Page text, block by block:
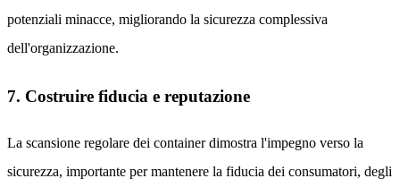
potenziali minacce, migliorando la sicurezza complessiva
dell'organizzazione.
7. Costruire fiducia e reputazione
La scansione regolare dei container dimostra l'impegno verso la
sicurezza, importante per mantenere la fiducia dei consumatori, degli